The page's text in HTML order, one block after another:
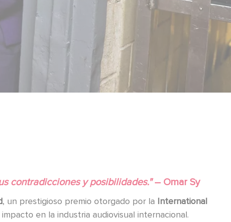
contradicciones y posibilidades."– Omar Sy
, un prestigioso premio otorgado por la International
en la industria audiovisual internacional.